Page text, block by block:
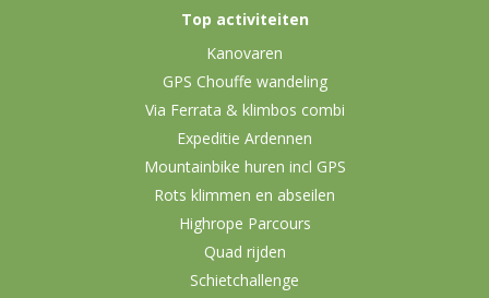
Top activiteiten
Kanovaren
GPS Chouffe wandeling
Via Ferrata & klimbos combi
Expeditie Ardennen
Mountainbike huren incl GPS
Rots klimmen en abseilen
Highrope Parcours
Quad rijden
Schietchallenge